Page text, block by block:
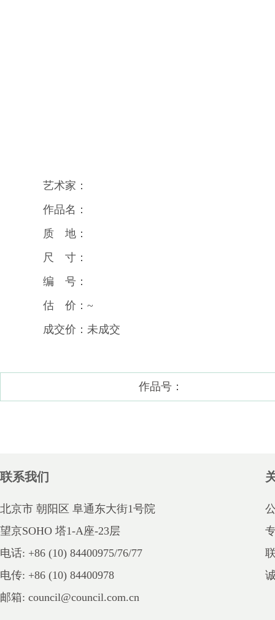
艺术家：
作品名：
质 地：
尺 寸：
编 号：
估 价：~
成交价：未成交
作品号：
联系我们
北京市 朝阳区 阜通东大街1号院
望京SOHO 塔1-A座-23层
电话: +86 (10) 84400975/76/77
电传: +86 (10) 84400978
邮箱: council@council.com.cn